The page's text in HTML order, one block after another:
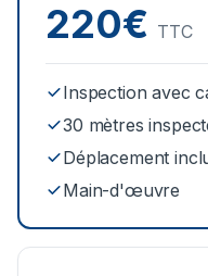
220€ TTC
Inspection avec
30 mètres
Déplacement
Main-d'œuvre